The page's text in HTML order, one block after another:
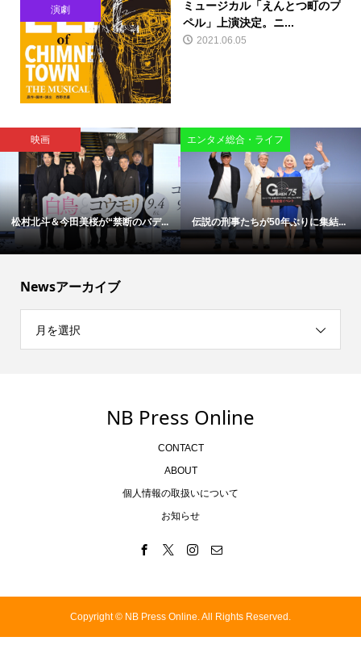
演劇
ミュージカル「えんとつ町のプ
ペル」上演決定。ニ...
2021.06.05
映画
松村北斗＆今田美桜が“禁断のバデ...
エンタメ総合・ライフ
伝説の刑事たちが50年ぶりに集結...
Newsアーカイブ
月を選択
NB Press Online
CONTACT
ABOUT
個人情報の取扱いについて
お知らせ
Copyright © NB Press Online. All Rights Reserved.